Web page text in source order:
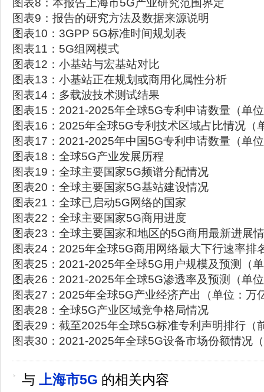
图表8：本报告上海市5G产业研究范围界定
图表9：报告的研究方法及数据来源说明
图表10：3GPP 5G标准时间规划表
图表11：5G组网模式
图表12：小基站与宏基站对比
图表13：小基站正在规划或商用化属性分析
图表14：多载波技术测试结果
图表15：2021-2025年全球5G专利申请数量（单
图表16：2025年全球5G专利技术区域占比情况（
图表17：2021-2025年中国5G专利申请数量（单
图表18：全球5G产业发展历程
图表19：全球主要国家5G频谱分配情况
图表20：全球主要国家5G基站建设情况
图表21：全球已启动5G网络的国家
图表22：全球主要国家5G商用进度
图表23：全球主要国家和地区的5G商用最新进展
图表24：2025年全球5G商用网络最大下行速率排
图表25：2021-2025年全球5G用户规模及预测（
图表26：2021-2025年全球5G渗透率及预测（单
图表27：2025年全球5G产业经济产出（单位：万
图表28：全球5G产业区域竞争格局情况
图表29：截至2025年全球5G标准专利声明排行（
图表30：2021-2025年全球5G设备市场份额情况
与 上海市5G 的相关内容